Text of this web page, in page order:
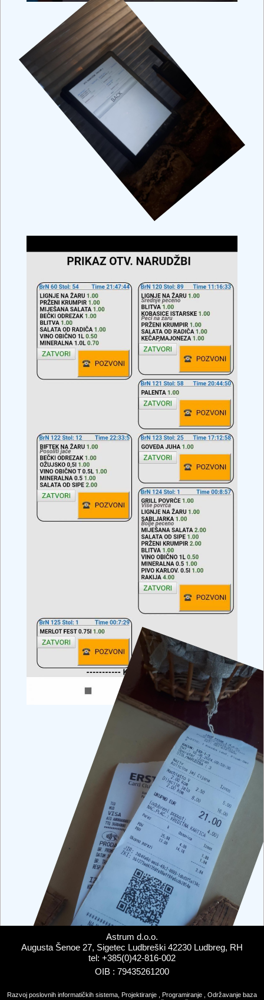
Astrum d.o.o.
Augusta Šenoe 27, Sigetec Ludbreški 42230 Ludbreg, RH
tel: +385(0)42-816-002
OIB : 79435261200
Razvoj poslovnih informatičkih sistema, Projektiranje , Programiranje , Održavanje baza